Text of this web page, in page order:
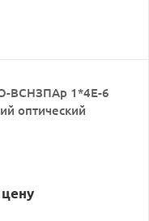
ВСНЗПАр 1*4Е-6
оптический
цену